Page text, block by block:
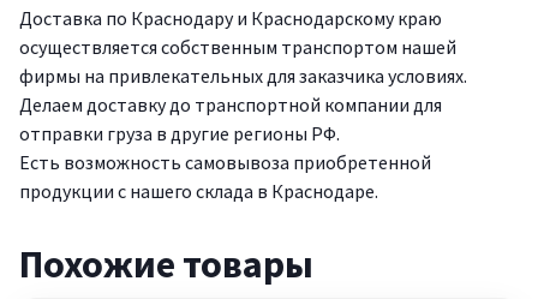
Доставка по Краснодару и Краснодарскому краю
осуществляется собственным транспортом нашей
фирмы на привлекательных для заказчика условиях.
Делаем доставку до транспортной компании для
отправки груза в другие регионы РФ.
Есть возможность самовывоза приобретенной
продукции с нашего склада в Краснодаре.
Похожие товары